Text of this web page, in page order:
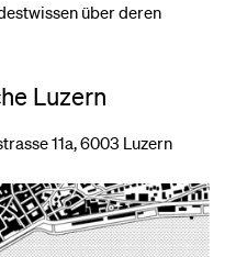
über deren
Luzern
11a, 6003 Luzern